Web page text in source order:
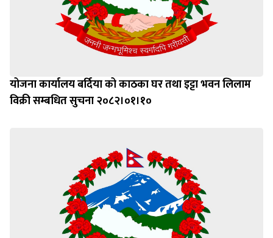
योजना कार्यालय बर्दिया को काठका घर तथा इट्टा भवन लिलाम
विक्री सम्बधित सुचना २०८२।०१।१०